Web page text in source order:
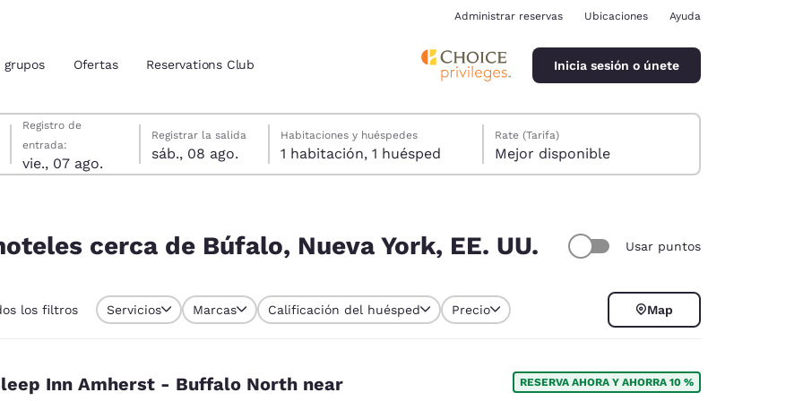
actuales
Español Español
Administrar reservas Ubicaciones Ayuda
grupos Ofertas Reservations Club Inicia sesión o únete
viernes, 7 de agosto
Registro de
entrada:
vie., 07 ago.
sábado, 8 de agosto
Registrar la salida
sáb., 08 ago.
sábado, 8 de agosto fecha de check-out seleccionada
viernes, 7 de agosto fecha de check-in seleccionada
Habitaciones y huéspedes
1 habitación, 1 huésped
Rate (Tarifa)
Mejor disponible
cerca de Búfalo, Nueva York, EE. UU. Usar puntos
los filtros Servicios Marcas Calificación del huésped Precio Map
Inn Amherst - Buffalo North near
RESERVA AHORA Y AHORRA 10 %